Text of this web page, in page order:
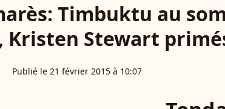
Timbuktu au
Kristen Stewart
Publié le 21 février 2015 à 10:07